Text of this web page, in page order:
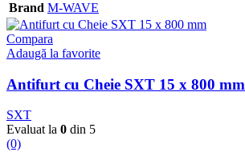
Brand M-WAVE
Compara
Adaugă la favorite
Antifurt cu Cheie SXT 15 x 800 mm
SXT
Evaluat la 0 din 5
(0)